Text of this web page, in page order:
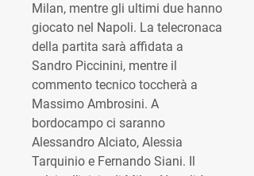
Milan, mentre gli ultimi due hanno
giocato nel Napoli. La telecronaca
della partita sarà affidata a
Sandro Piccinini, mentre il
commento tecnico toccherà a
Massimo Ambrosini. A
bordocampo ci saranno
Alessandro Alciato, Alessia
Tarquinio e Fernando Siani. Il